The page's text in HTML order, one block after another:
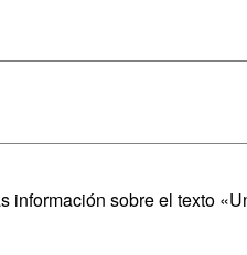
información sobre el texto